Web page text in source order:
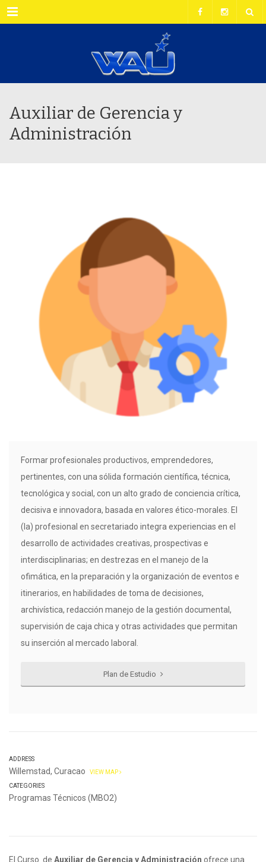
Menu
Auxiliar de Gerencia y
Administración
Formar profesionales productivos, emprendedores,
pertinentes, con una sólida formación científica, técnica,
tecnológica y social, con un alto grado de conciencia crítica,
decisiva e innovadora, basada en valores ético-morales. El
(la) profesional en secretariado integra experiencias en el
desarrollo de actividades creativas, prospectivas e
interdisciplinarias; en destrezas en el manejo de la
ofimática, en la preparación y la organización de eventos e
itinerarios, en habilidades de toma de decisiones,
archivística, redacción manejo de la gestión documental,
supervisión de caja chica y otras actividades que permitan
su inserción al mercado laboral.
Plan de Estudio
ADDRESS
Willemstad, Curacao VIEW MAP
CATEGORIES
Programas Técnicos (MBO2)
El Curso de Auxiliar de Gerencia y Administración ofrece una